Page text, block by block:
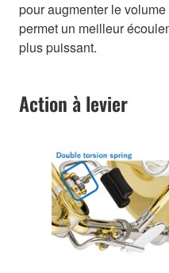
pour augmenter le
permet un meilleur
plus puissant.
Action à levier